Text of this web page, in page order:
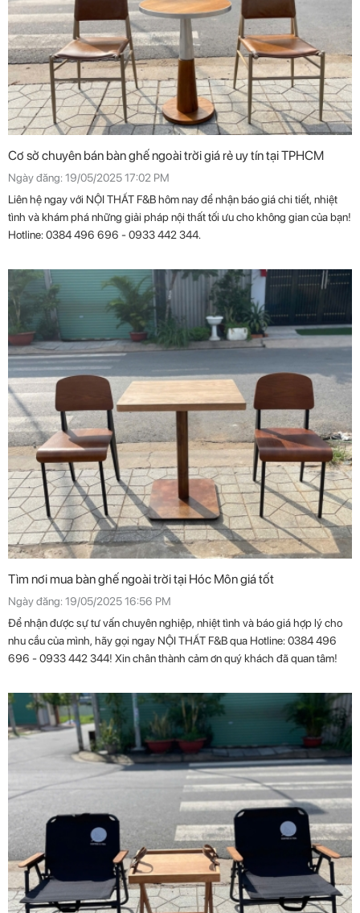
Cơ sở chuyên bán bàn ghế ngoài trời giá rẻ uy tín tại TPHCM
Ngày đăng: 19/05/2025 17:02 PM
Liên hệ ngay với NỘI THẤT F&B hôm nay để nhận báo giá chi tiết, nhiệt
tình và khám phá những giải pháp nội thất tối ưu cho không gian của bạn!
Hotline: 0384 496 696 - 0933 442 344.
Tìm nơi mua bàn ghế ngoài trời tại Hóc Môn giá tốt
Ngày đăng: 19/05/2025 16:56 PM
Để nhận được sự tư vấn chuyên nghiệp, nhiệt tình và báo giá hợp lý cho
nhu cầu của mình, hãy gọi ngay NỘI THẤT F&B qua Hotline: 0384 496
696 - 0933 442 344! Xin chân thành cảm ơn quý khách đã quan tâm!